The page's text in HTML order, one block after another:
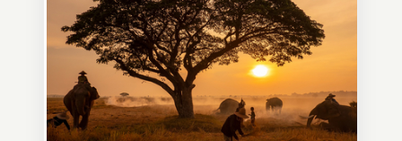
и запоминающееся :)